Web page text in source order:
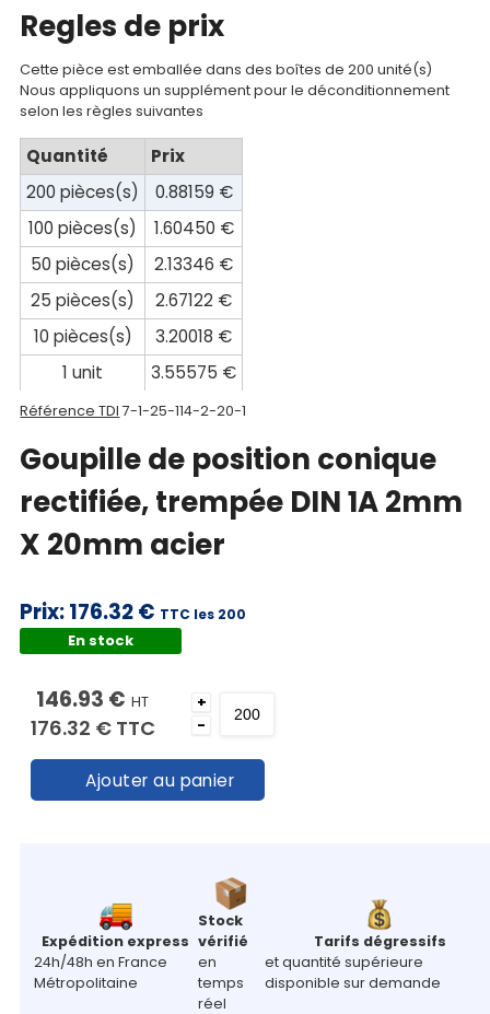
compte
Mon
panier
Contact
Regles de prix
Cette pièce est emballée dans des boîtes de 200 unité(s)
Nous appliquons un supplément pour le déconditionnement
selon les règles suivantes
Quantité
Prix
200 pièces(s)
0.88159 €
100 pièces(s)
1.60450 €
50 pièces(s)
2.13346 €
25 pièces(s)
2.67122 €
10 pièces(s)
3.20018 €
1 unit
3.55575 €
Référence TDI 7-1-25-114-2-20-1
Goupille de position conique
rectifiée, trempée DIN 1A 2mm
X 20mm acier
Prix:176.32 € TTC les 200
En stock
146.93 € HT
176.32 € TTC
+
-
Ajouter au panier
Expédition express
24h/48h en France
Métropolitaine
Stock
vérifié
en
temps
réel
Tarifs dégressifs
et quantité supérieure
disponible sur demande